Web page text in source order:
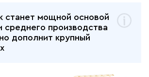
станет мощной основой
среднего производства
дополнит крупный